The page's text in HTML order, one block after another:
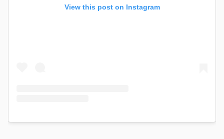
View this post on Instagram